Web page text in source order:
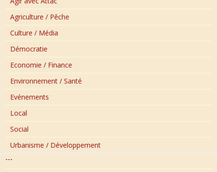
Agriculture / Pêche
Culture / Média
Démocratie
Economie / Finance
Environnement / Santé
Evénements
Local
Social
Urbanisme / Développement
---